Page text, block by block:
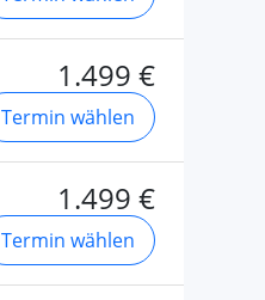
1.499 €
Termin wählen
1.499 €
Termin wählen